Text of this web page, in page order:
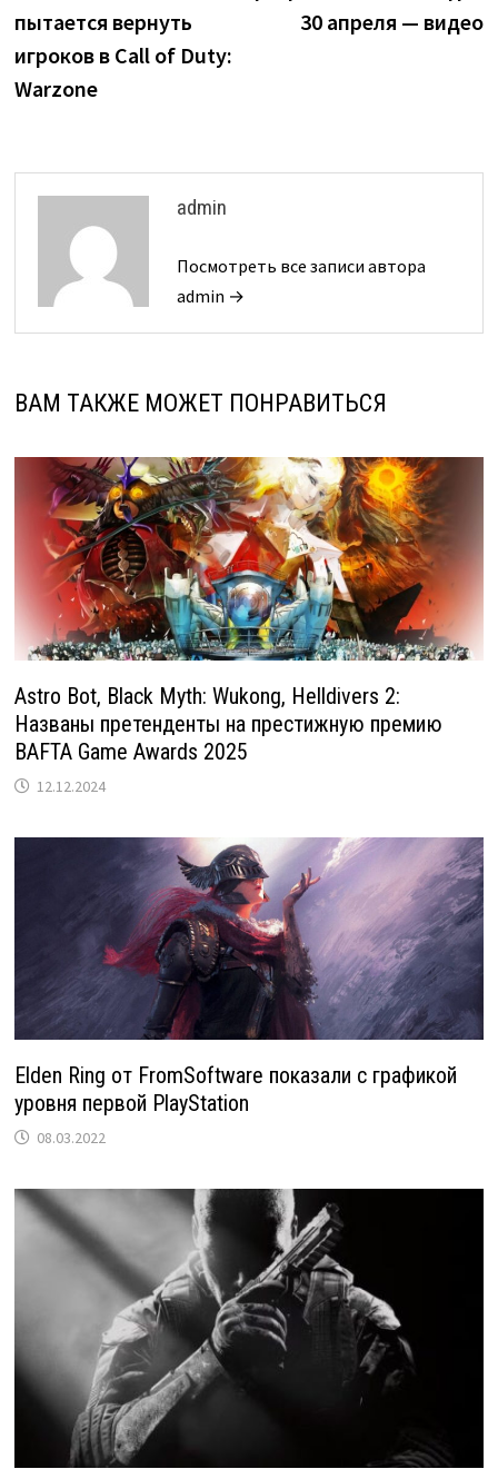
записям
пытается вернуть
игроков в Call of Duty:
Warzone
30 апреля — видео
admin
Посмотреть все записи автора
admin →
ВАМ ТАКЖЕ МОЖЕТ ПОНРАВИТЬСЯ
Astro Bot, Black Myth: Wukong, Helldivers 2:
Названы претенденты на престижную премию
BAFTA Game Awards 2025
12.12.2024
Elden Ring от FromSoftware показали с графикой
уровня первой PlayStation
08.03.2022